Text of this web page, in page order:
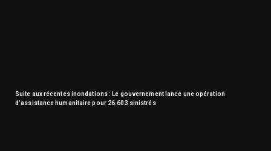
Suite aux récentes inondations : Le gouvernement lance une opération
d’assistance humanitaire pour 26.603 sinistrés